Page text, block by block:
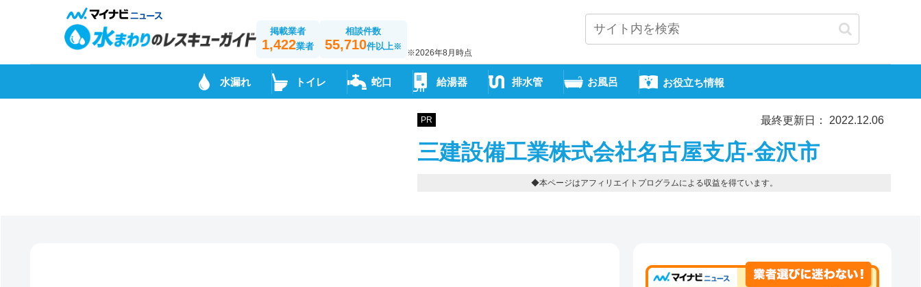
掲載業者
1,422業者
相談件数
55,710件以上※
※2026年8月時点
水漏れ トイレ 蛇口 給湯器 排水管 お風呂 お役立ち情報
PR 最終更新日： 2022.12.06
三建設備工業株式会社名古屋支店-金沢市
◆本ページはアフィリエイトプログラムによる収益を得ています。